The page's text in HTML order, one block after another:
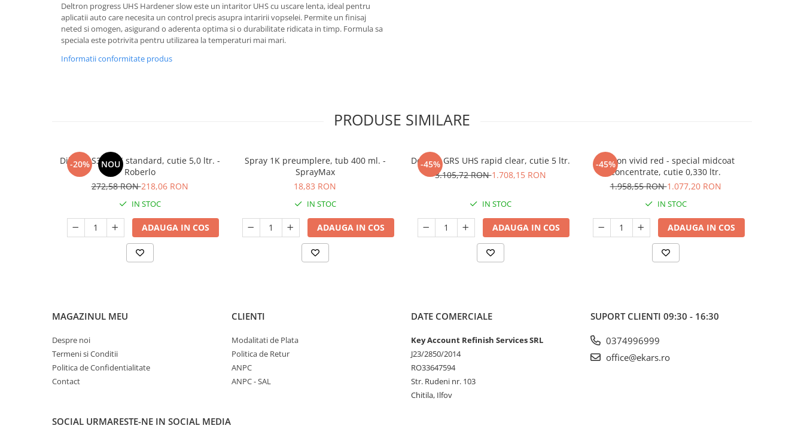
Deltron progress UHS Hardener slow este un intaritor UHS cu uscare lenta, ideal pentru
aplicatii auto care necesita un control precis asupra intaririi vopselei. Permite un finisaj
neted si omogen, asigurand o aderenta optima si o durabilitate ridicata in timp. Formula sa
speciala este potrivita pentru utilizarea la temperaturi mai mari.
Informatii conformitate produs
PRODUSE SIMILARE
-20% NOU
Diluant S322 2K standard, cutie 5,0 ltr. -
Roberlo
272,58 RON218,06 RON
IN STOC
ADAUGA IN COS
Spray 1K preumplere, tub 400 ml. -
SprayMax
18,83 RON
IN STOC
ADAUGA IN COS
-45%
Deltron GRS UHS rapid clear, cutie 5 ltr.
3.105,72 RON1.708,15 RON
IN STOC
ADAUGA IN COS
-45%
Deltron vivid red - special midcoat
concentrate, cutie 0,330 ltr.
1.958,55 RON1.077,20 RON
IN STOC
ADAUGA IN COS
MAGAZINUL MEU
Despre noi
Termeni si Conditii
Politica de Confidentialitate
Contact
CLIENTI
Modalitati de Plata
Politica de Retur
ANPC
ANPC - SAL
DATE COMERCIALE
Key Account Refinish Services SRL
J23/2850/2014
RO33647594
Str. Rudeni nr. 103
Chitila, Ilfov
SUPORT CLIENTI 09:30 - 16:30
0374996999
office@ekars.ro
SOCIAL URMARESTE-NE IN SOCIAL MEDIA